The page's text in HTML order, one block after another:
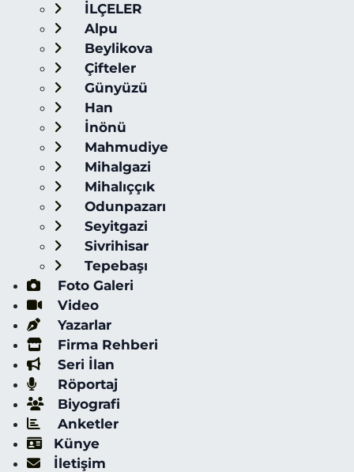
İLÇELER
Alpu
Beylikova
Çifteler
Günyüzü
Han
İnönü
Mahmudiye
Mihalgazi
Mihalıççık
Odunpazarı
Seyitgazi
Sivrihisar
Tepebaşı
Foto Galeri
Video
Yazarlar
Firma Rehberi
Seri İlan
Röportaj
Biyografi
Anketler
Künye
İletişim